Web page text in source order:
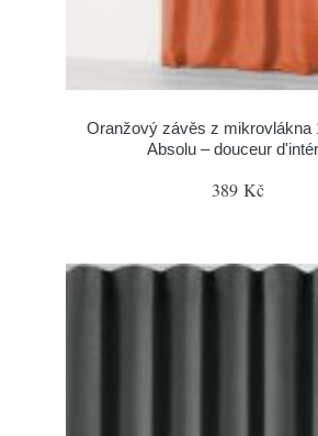
Oranžový závěs z mikrovlákna
Absolu – douceur
389 Kč